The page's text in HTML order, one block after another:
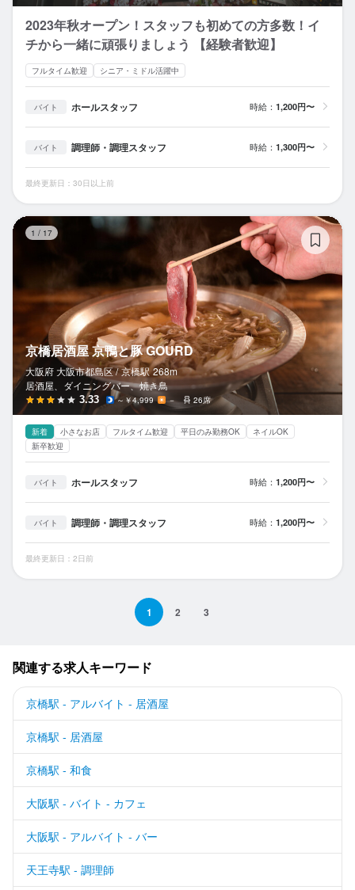
2023年秋オープン！スタッフも初めての方多数！イ
チから一緒に頑張りましょう 【経験者歓迎】
フルタイム歓迎 シニア・ミドル活躍中
バイト ホールスタッフ 時給： 1,200円〜
バイト 調理師・調理スタッフ 時給： 1,300円〜
最終更新日：30日以上前
1 / 17
京橋居酒屋 京鴨と豚 GOURD
大阪府 大阪市都島区 / 京橋駅 268m
居酒屋、ダイニングバー、焼き鳥
3.33 ～￥4,999 － 26席
新着 小さなお店 フルタイム歓迎 平日のみ勤務OK
ネイルOK
新卒歓迎
バイト ホールスタッフ 時給： 1,200円〜
バイト 調理師・調理スタッフ 時給： 1,200円〜
最終更新日：2日前
1 2 3
関連する求人キーワード
京橋駅 - アルバイト - 居酒屋
京橋駅 - 居酒屋
京橋駅 - 和食
大阪駅 - バイト - カフェ
大阪駅 - アルバイト - バー
天王寺駅 - 調理師